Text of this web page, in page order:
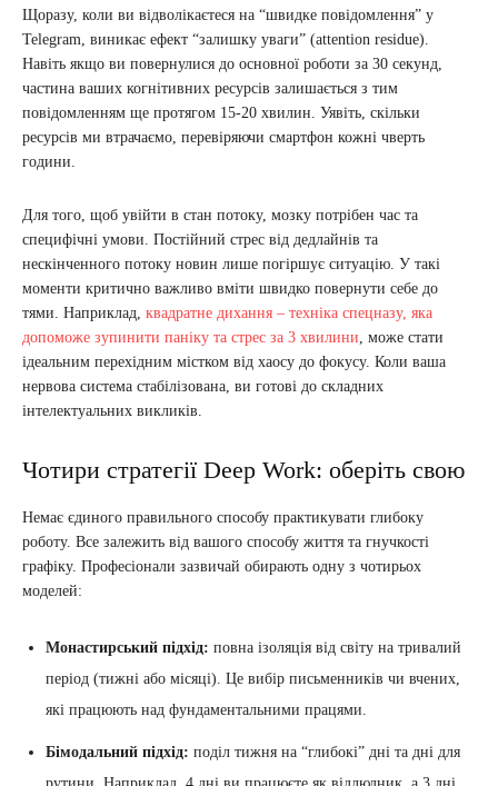
Щоразу, коли ви відволікаєтеся на “швидке повідомлення” у
Telegram, виникає ефект “залишку уваги” (attention residue).
Навіть якщо ви повернулися до основної роботи за 30 секунд,
частина ваших когнітивних ресурсів залишається з тим
повідомленням ще протягом 15-20 хвилин. Уявіть, скільки
ресурсів ми втрачаємо, перевіряючи смартфон кожні чверть
години.
Для того, щоб увійти в стан потоку, мозку потрібен час та
специфічні умови. Постійний стрес від дедлайнів та
нескінченного потоку новин лише погіршує ситуацію. У такі
моменти критично важливо вміти швидко повернути себе до
тями. Наприклад, квадратне дихання – техніка спецназу, яка
допоможе зупинити паніку та стрес за 3 хвилини , може стати
ідеальним перехідним містком від хаосу до фокусу. Коли ваша
нервова система стабілізована, ви готові до складних
інтелектуальних викликів.
Чотири стратегії Deep Work: оберіть свою
Немає єдиного правильного способу практикувати глибоку
роботу. Все залежить від вашого способу життя та гнучкості
графіку. Професіонали зазвичай обирають одну з чотирьох
моделей:
Монастирський підхід: повна ізоляція від світу на тривалий
період (тижні або місяці). Це вибір письменників чи вчених,
які працюють над фундаментальними працями.
Бімодальний підхід: поділ тижня на “глибокі” дні та дні для